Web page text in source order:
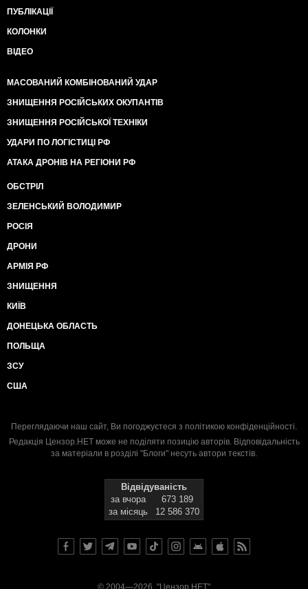
ПУБЛІКАЦІЇ
КОЛОНКИ
ВІДЕО
МАСОВАНИЙ КОМБІНОВАНИЙ УДАР
ЗНИЩЕННЯ РОСІЙСЬКИХ ОКУПАНТІВ
ЗНИЩЕННЯ РОСІЙСЬКОЇ ТЕХНІКИ
УДАРИ ПО ЛОГІСТИЦІ РФ
АТАКА ДРОНІВ НА РЕГІОНИ РФ
ОБСТРІЛ
ЗЕЛЕНСЬКИЙ ВОЛОДИМИР
РОСІЯ
ДРОНИ
АРМІЯ РФ
ЗНИЩЕННЯ
КИЇВ
ДОНЕЦЬКА ОБЛАСТЬ
ПОЛЬЩА
ЗСУ
США
Переглядаючи наш сайт, Ви погоджуєтеся з політикою конфіденційності.
Редакція Цензор.НЕТ може не поділяти позицію авторів. Відповідальність
за матеріали в розділі "Блоги" несуть автори текстів.
Відвідуваність
за вчора
673 189
за місяць
12 586 370
© 2004—2026, "Цензор.НЕТ"